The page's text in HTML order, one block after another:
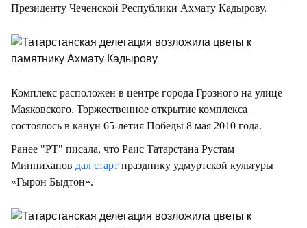
Президенту Чеченской Республики Ахмату Кадырову.
Комплекс расположен в центре города Грозного на улице
Маяковского. Торжественное открытие комплекса
состоялось в канун 65-летия Победы 8 мая 2010 года.
Ранее "РТ" писала, что Раис Татарстана Рустам
Минниханов дал старт празднику удмуртской культуры
«Гырон Быдтон».